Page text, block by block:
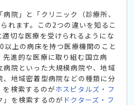
院」と「クリニック（診療所、
れます。この2つの違いを知るこ
適切な医療を受けられるようにな
以上の病床を持つ医療機関のこと
先進的な医療に取り組む国立病
病院といった大規模病院や、地域
、地域密着型病院などの種類に分
を検索するのがホスピタルズ・フ
」を検索するのが ドクターズ・フ